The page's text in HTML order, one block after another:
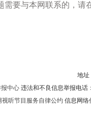
要与本网联系的，请
地址
中心违法和不良信息举报电话
视听节目服务自律公约 信息网